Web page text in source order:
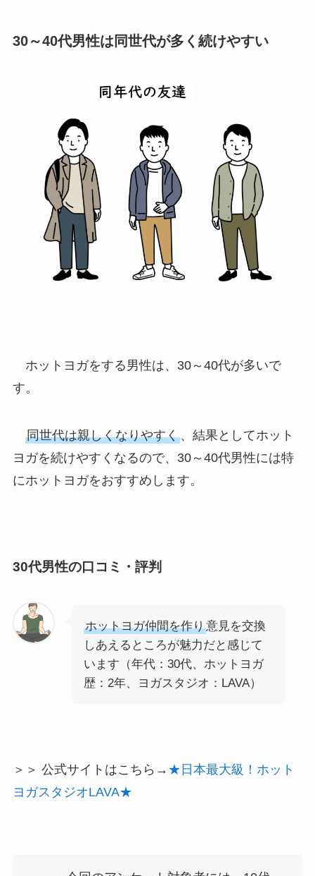
30～40代男性は同世代が多く続けやすい
ホットヨガをする男性は、30～40代が多いで
す。
同世代は親しくなりやすく、結果としてホット
ヨガを続けやすくなるので、30～40代男性には特
にホットヨガをおすすめします。
30代男性の口コミ・評判
ホットヨガ仲間を作り意見を交換
しあえるところが魅力だと感じて
います（年代：30代、ホットヨガ
歴：2年、ヨガスタジオ：LAVA）
＞＞ 公式サイトはこちら→ ★日本最大級！ホット
ヨガスタジオLAVA★